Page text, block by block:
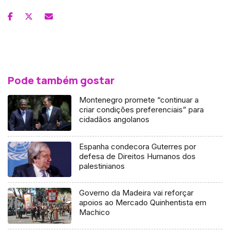
Pode também gostar
Montenegro promete “continuar a
criar condições preferenciais” para
cidadãos angolanos
Espanha condecora Guterres por
defesa de Direitos Humanos dos
palestinianos
Governo da Madeira vai reforçar
apoios ao Mercado Quinhentista em
Machico